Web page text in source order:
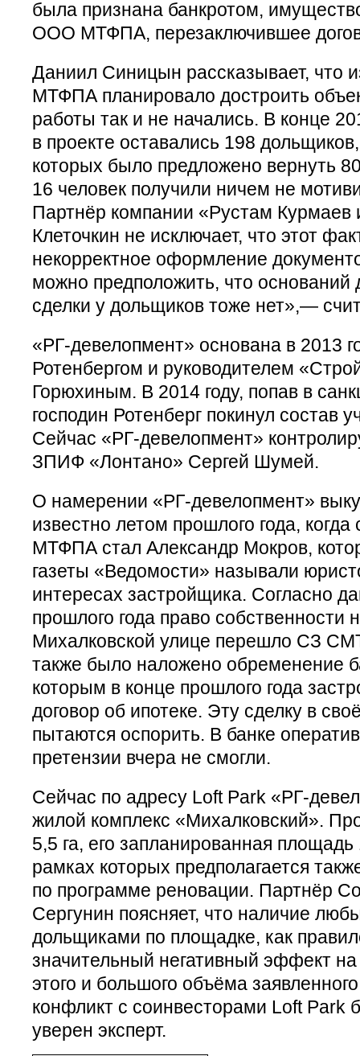
была признана банкротом,
ООО МТФПА, перезаключившее
Даниил Синицын рассказывает, что
МТФПА планировало достроить
работы так и не начались. В конце
в проекте оставались 198
которых было предложено вернуть
16 человек получили ничем не
Партнёр компании «Рустам
Клеточкин не исключает, что этот
некорректное оформление
можно предположить, что оснований
сделки у дольщиков тоже нет»,—
«РГ-девелопмент» основана в 2013
Ротенбергом и руководителем
Горюхиным. В 2014 году, попав в
господин Ротенберг покинул состав
Сейчас «РГ-девелопмент»
ЗПИФ «Лонтано» Сергей Шумей.
О намерении «РГ-девелопмент»
известно летом прошлого года,
МТФПА стал Александр Мокров,
газеты «Ведомости» называли
интересах застройщика. Согласно
прошлого года право собственности
Михалковской улице перешло СЗ
также было наложено обременение
которым в конце прошлого года
договор об ипотеке. Эту сделку в
пытаются оспорить. В банке
претензии вчера не смогли.
Сейчас по адресу Loft Park «РГ-
жилой комплекс «Михалковский».
5,5 га, его запланированная
рамках которых предполагается
по программе реновации. Партнёр
Сергунин поясняет, что наличие
дольщиками по площадке, как
значительный негативный эффект
этого и большого объёма
конфликт с соинвесторами Loft Park
уверен эксперт.